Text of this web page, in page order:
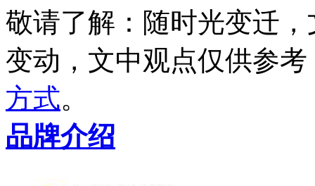
敬请了解 ：随时光变迁
变动，文中观点仅供参考
方式。
品牌介绍